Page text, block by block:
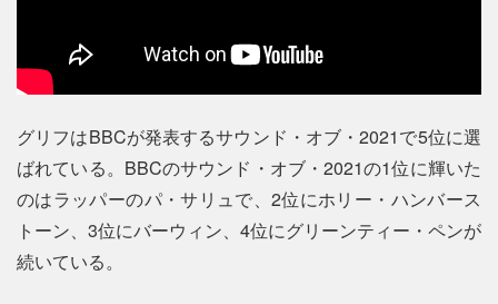
グリフはBBCが発表するサウンド・オブ・2021で5位に選
ばれている。BBCのサウンド・オブ・2021の1位に輝いた
のはラッパーのパ・サリュで、2位にホリー・ハンバース
トーン、3位にバーウィン、4位にグリーンティー・ペンが
続いている。